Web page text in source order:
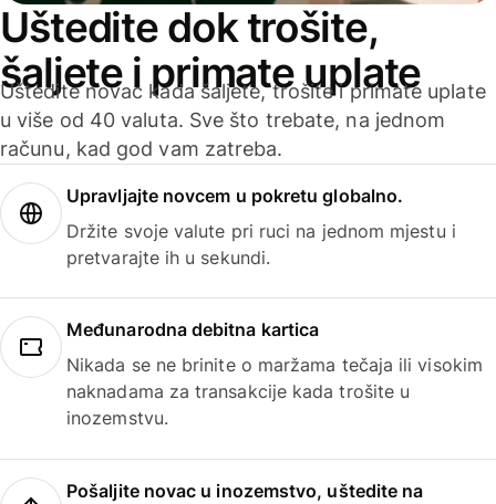
Uštedite dok trošite,
šaljete i primate uplate
Uštedite novac kada šaljete, trošite i primate uplate
u više od 40 valuta. Sve što trebate, na jednom
računu, kad god vam zatreba.
Upravljajte novcem u pokretu globalno.
Držite svoje valute pri ruci na jednom mjestu i
pretvarajte ih u sekundi.
Međunarodna debitna kartica
Nikada se ne brinite o maržama tečaja ili visokim
naknadama za transakcije kada trošite u
inozemstvu.
Pošaljite novac u inozemstvo, uštedite na